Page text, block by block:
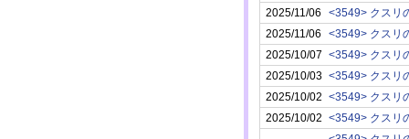
2025/11/06
2025/11/06
2025/10/07
2025/10/03
2025/10/02
2025/10/02